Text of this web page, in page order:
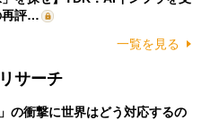
再評…
一覧を見る
サーチ
の衝撃に世界はどう対応するの